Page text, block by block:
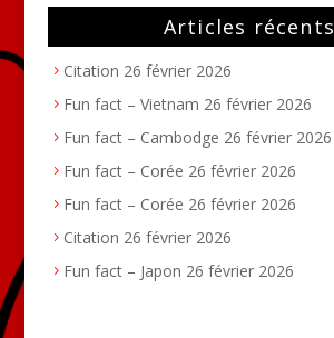
Articles récents
Citation 26 février 2026
Fun fact – Vietnam 26 février 2026
Fun fact – Cambodge 26 février 2026
Fun fact – Corée 26 février 2026
Fun fact – Corée 26 février 2026
Citation 26 février 2026
Fun fact – Japon 26 février 2026